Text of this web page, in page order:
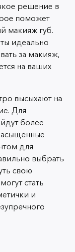
решение в
поможет
макияж губ.
идеально
за макияж,
на ваших
высыхают на
Для
более
для
выбрать
свою
стать
и